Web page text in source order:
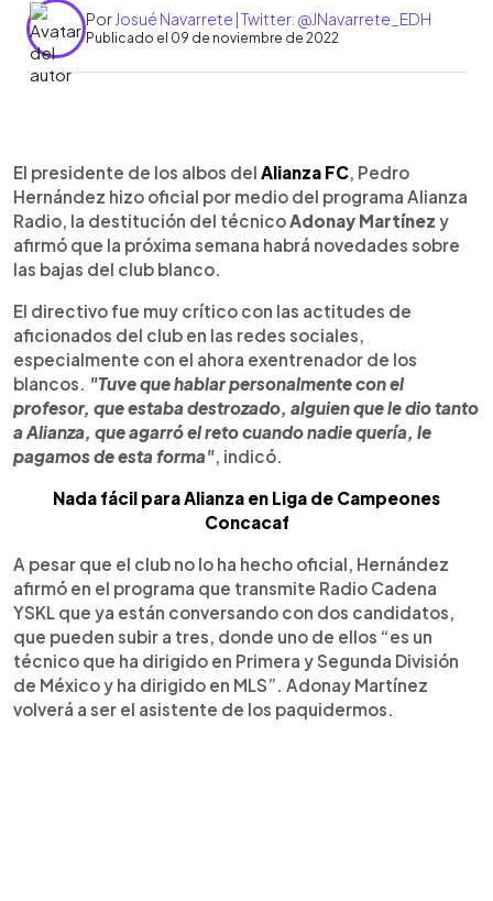
Por Josué Navarrete | Twitter: @JNavarrete_EDH
Publicado el 09 de noviembre de 2022
► Escuchar artículo
El presidente de los albos del Alianza FC , Pedro
Hernández hizo oficial por medio del programa Alianza
Radio, la destitución del técnico Adonay Martínez y
afirmó que la próxima semana habrá novedades sobre
las bajas del club blanco.
El directivo fue muy crítico con las actitudes de
aficionados del club en las redes sociales,
especialmente con el ahora exentrenador de los
blancos.
"Tuve que hablar personalmente con el
profesor, que estaba destrozado, alguien que le dio tanto
a Alianza, que agarró el reto cuando nadie quería, le
pagamos de esta forma" , indicó.
Nada fácil para Alianza en Liga de Campeones
Concacaf
A pesar que el club no lo ha hecho oficial, Hernández
afirmó en el programa que transmite Radio Cadena
YSKL que ya están conversando con dos candidatos,
que pueden subir a tres, donde uno de ellos “es un
técnico que ha dirigido en Primera y Segunda División
de México y ha dirigido en MLS”. Adonay Martínez
volverá a ser el asistente de los paquidermos.